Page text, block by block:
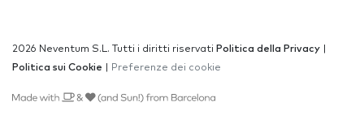
2026 Neventum S.L. Tutti i diritti riservati Politica della Privacy
Politica sui Cookie
Preferenze dei cookie